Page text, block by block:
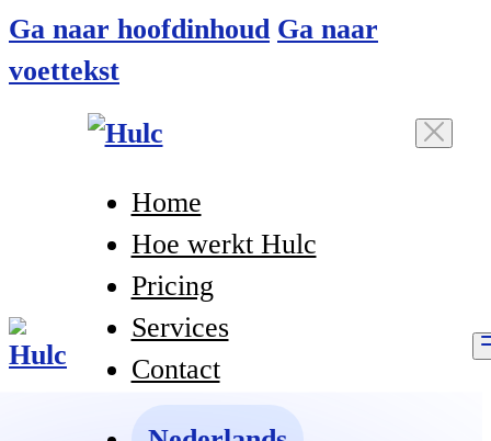
Ga naar hoofdinhoud Ga naar
voettekst
Home
Hoe werkt Hulc
Pricing
Services
Contact